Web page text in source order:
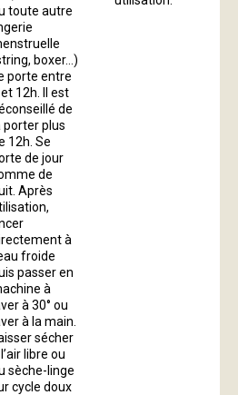
toute autre
boxer…)
porte entre
12h. Il est
de
porter plus
12h. Se
de jour
de
Après
à
froide
passer en
à
à 30° ou
à la main.
sécher
libre ou
sèche-linge
cycle doux